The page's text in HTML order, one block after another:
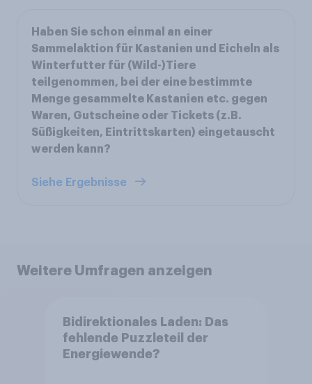
Haben Sie schon einmal an einer
Sammelaktion für Kastanien und Eicheln als
Winterfutter für (Wild-)Tiere
teilgenommen, bei der eine bestimmte
Menge gesammelte Kastanien etc. gegen
Waren, Gutscheine oder Tickets (z.B.
Süßigkeiten, Eintrittskarten) eingetauscht
werden kann?
Siehe Ergebnisse
Weitere Umfragen anzeigen
Bidirektionales Laden: Das
fehlende Puzzleteil der
Energiewende?